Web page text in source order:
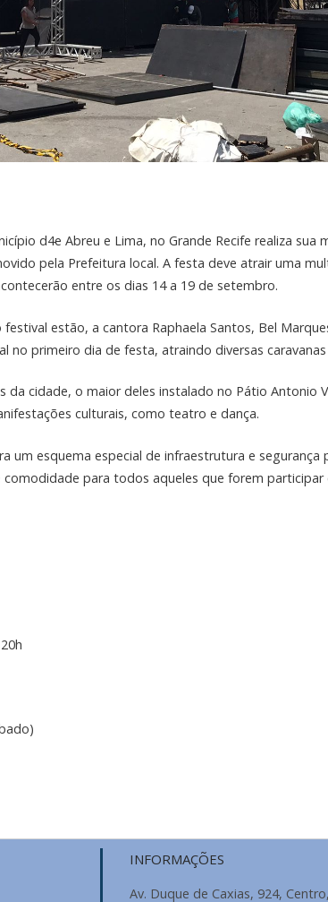
d4e Abreu e Lima, no Grande Recife realiza sua
pela Prefeitura local. A festa deve atrair uma
entre os dias 14 a 19 de setembro.
estão, a cantora Raphaela Santos, Bel
no primeiro dia de festa, atraindo diversas
cidade, o maior deles instalado no Pátio Antonio
culturais, como teatro e dança.
um esquema especial de infraestrutura e segurança
para todos aqueles que forem participar
INFORMAÇÕES
Av. Duque de Caxias, 924,